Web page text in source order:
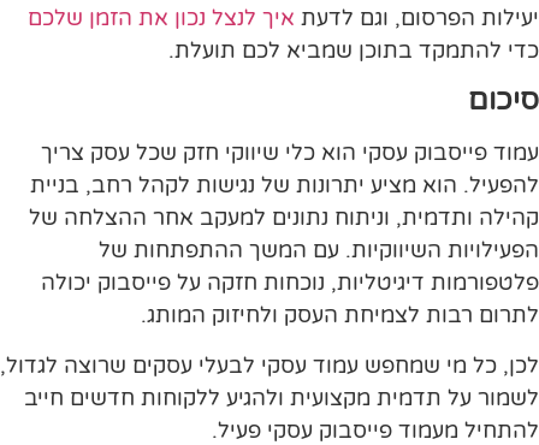
יעילות הפרסום, וגם לדעת איך לנצל נכון את הזמן שלכם
כדי להתמקד בתוכן שמביא לכם תועלת.
סיכום
עמוד פייסבוק עסקי הוא כלי שיווקי חזק שכל עסק צריך
להפעיל. הוא מציע יתרונות של נגישות לקהל רחב, בניית
קהילה ותדמית, וניתוח נתונים למעקב אחר ההצלחה של
הפעילויות השיווקיות. עם המשך ההתפתחות של
פלטפורמות דיגיטליות, נוכחות חזקה על פייסבוק יכולה
לתרום רבות לצמיחת העסק ולחיזוק המותג.
לכן, כל מי שמחפש עמוד עסקי לבעלי עסקים שרוצה לגדול,
לשמור על תדמית מקצועית ולהגיע ללקוחות חדשים חייב
להתחיל מעמוד פייסבוק עסקי פעיל.